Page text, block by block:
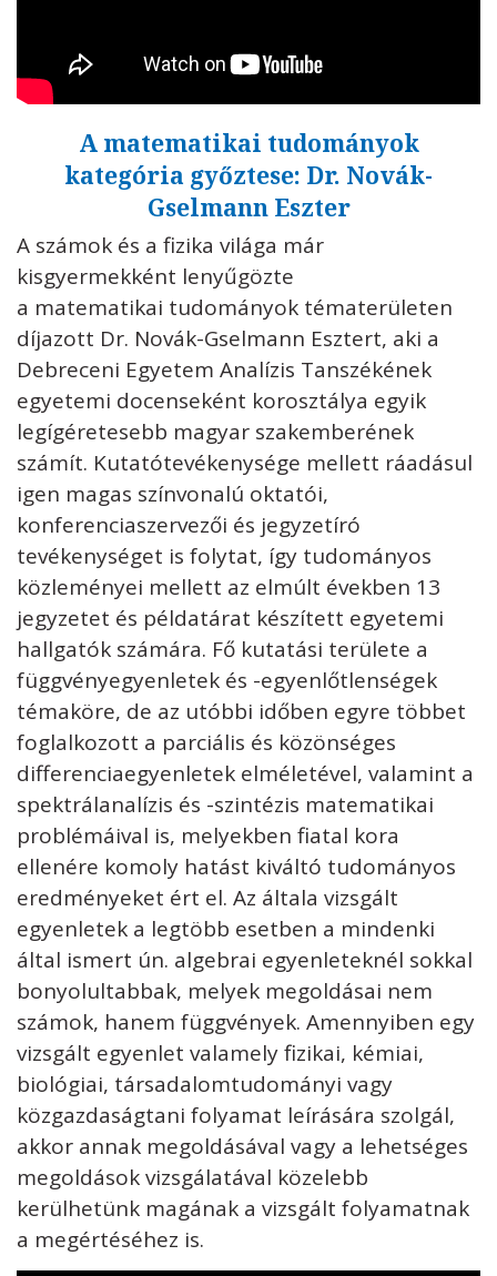
A matematikai tudományok
kategória győztese: Dr. Novák-
Gselmann Eszter
A számok és a fizika világa már
kisgyermekként lenyűgözte
a matematikai tudományok tématerületen
díjazott Dr. Novák-Gselmann Esztert, aki a
Debreceni Egyetem Analízis Tanszékének
egyetemi docenseként korosztálya egyik
legígéretesebb magyar szakemberének
számít. Kutatótevékenysége mellett ráadásul
igen magas színvonalú oktatói,
konferenciaszervezői és jegyzetíró
tevékenységet is folytat, így tudományos
közleményei mellett az elmúlt években 13
jegyzetet és példatárat készített egyetemi
hallgatók számára. Fő kutatási területe a
függvényegyenletek és -egyenlőtlenségek
témaköre, de az utóbbi időben egyre többet
foglalkozott a parciális és közönséges
differenciaegyenletek elméletével, valamint a
spektrálanalízis és -szintézis matematikai
problémáival is, melyekben fiatal kora
ellenére komoly hatást kiváltó tudományos
eredményeket ért el. Az általa vizsgált
egyenletek a legtöbb esetben a mindenki
által ismert ún. algebrai egyenleteknél sokkal
bonyolultabbak, melyek megoldásai nem
számok, hanem függvények. Amennyiben egy
vizsgált egyenlet valamely fizikai, kémiai,
biológiai, társadalomtudományi vagy
közgazdaságtani folyamat leírására szolgál,
akkor annak megoldásával vagy a lehetséges
megoldások vizsgálatával közelebb
kerülhetünk magának a vizsgált folyamatnak
a megértéséhez is.